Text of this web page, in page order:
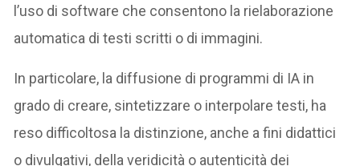
l’uso di software che consentono la rielaborazione
automatica di testi scritti o di immagini.
In particolare, la diffusione di programmi di IA in
grado di creare, sintetizzare o interpolare testi, ha
reso difficoltosa la distinzione, anche a fini didattici
o divulgativi, della veridicità o autenticità dei